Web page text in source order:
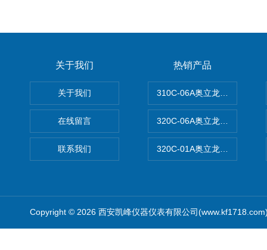
关于我们
关于我们
在线留言
联系我们
热销产品
310C-06A奥立龙实验室台式
320C-06A奥立龙实验室便携
320C-01A奥立龙实验室便携
Copyright © 2026 西安凯峰仪器仪表有限公司